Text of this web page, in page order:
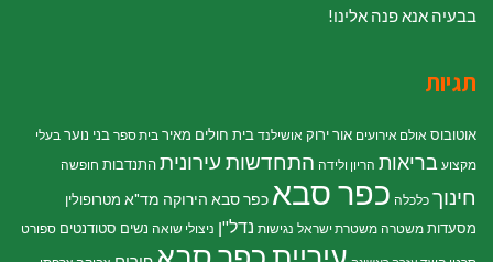
בבעיה אנא פנה אלינו!
תגיות
אוטובוס אולם אירועים אור ירוק אושילנד בית חולים מאיר בית ספר בני נוער בעלי
מקצוע בריאות הריון ולידה התחדשות עירוניתהתנדבות חופשה
חינוך כלכלה כפר סבא כפר סבא הירוקה מד"א מטרופולין
מסעדות משטרה משטרת ישראל נגישות נדל"ן ניצולי שואה נשים סטודנטים ספורט